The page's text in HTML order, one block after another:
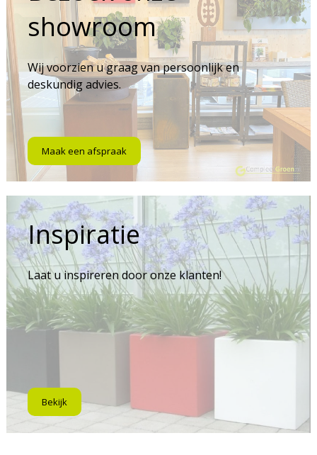
showroom
Wij voorzien u graag van persoonlijk en
deskundig advies.
Maak een afspraak
Inspiratie
Laat u inspireren door onze klanten!
Bekijk